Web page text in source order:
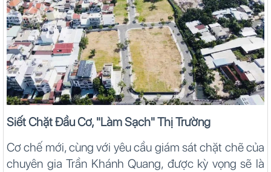
Siết Chặt Đầu Cơ, "Làm Sạch" Thị Trường
Cơ chế mới, cùng với yêu cầu giám sát chặt chẽ của
chuyên gia Trần Khánh Quang, được kỳ vọng sẽ là